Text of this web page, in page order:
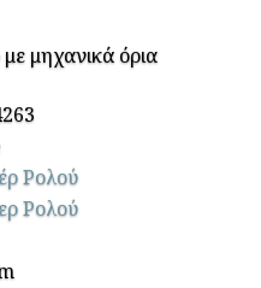
μηχανικά όρια
Ρολού
Ρολού